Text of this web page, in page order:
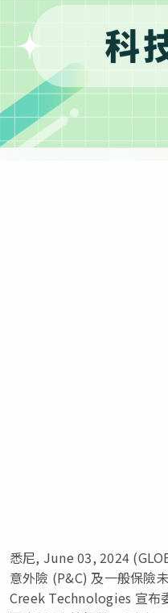
悉尼, June 03, 2024
意外險 (P&C) 及一般保險
Creek Technologies 宣布